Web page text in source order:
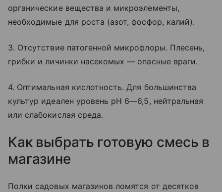
органические вещества и микроэлементы,
необходимые для роста (азот, фосфор, калий).
3. Отсутствие патогенной микрофлоры. Плесень,
грибки и личинки насекомых — опасные враги.
4. Оптимальная кислотность. Для большинства
культур идеален уровень pH 6—6,5, нейтральная
или слабокислая среда.
Как выбрать готовую смесь в
магазине
Полки садовых магазинов ломятся от десятков